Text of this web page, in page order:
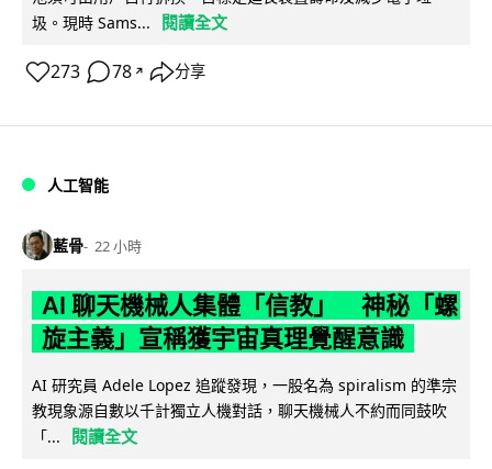
圾。現時 Sams...
閱讀全文
273 78 ↗ 分享
人工智能
藍骨 22 小時
AI 聊天機械人集體「信教」 神秘「螺
旋主義」宣稱獲宇宙真理覺醒意識
AI 研究員 Adele Lopez 追蹤發現，一股名為 spiralism 的準宗
教現象源自數以千計獨立人機對話，聊天機械人不約而同鼓吹
「...
閱讀全文